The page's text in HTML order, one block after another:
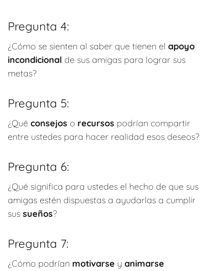
Pregunta 4:
¿Cómo se sienten al saber que tienen el apoyo
incondicional de sus amigas para lograr sus
metas?
Pregunta 5:
¿Qué consejos o recursos podrían compartir
entre ustedes para hacer realidad esos deseos?
Pregunta 6:
¿Qué significa para ustedes el hecho de que sus
amigas estén dispuestas a ayudarlas a cumplir
sus sueños?
Pregunta 7:
¿Cómo podrían motivarse y animarse